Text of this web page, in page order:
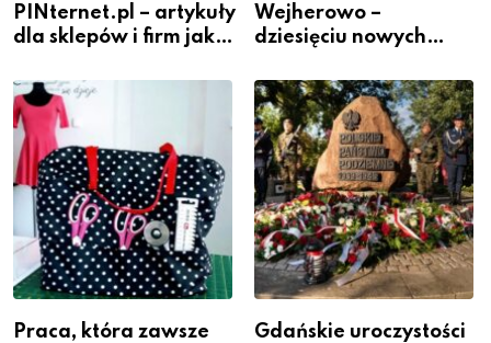
PINternet.pl – artykuły
dla sklepów i firm jako
widoczność
Wejherowo –
dziesięciu nowych
szeregach Komendy
Powiatowej
Praca, która zawsze
Gdańskie uroczystości